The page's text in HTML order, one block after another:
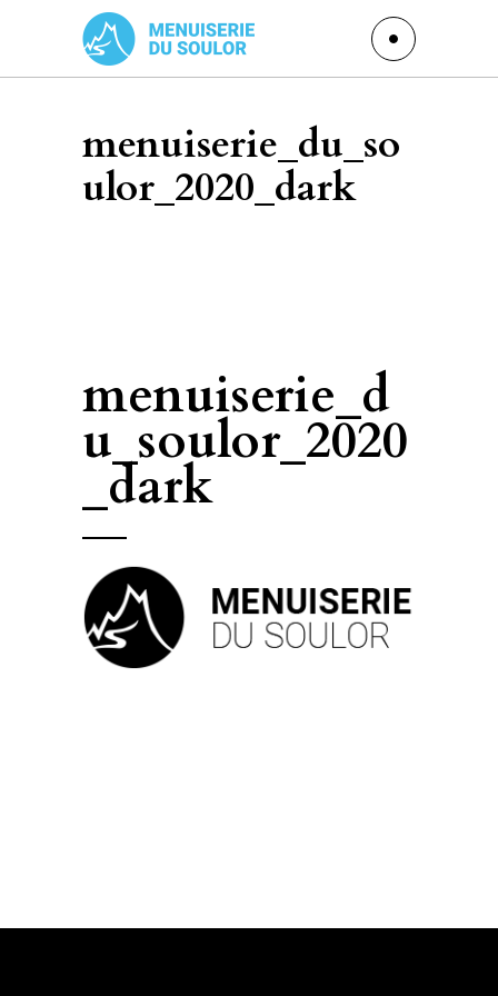
menuiserie_du_so
ulor_2020_dark
menuiserie_d
u_soulor_2020
_dark